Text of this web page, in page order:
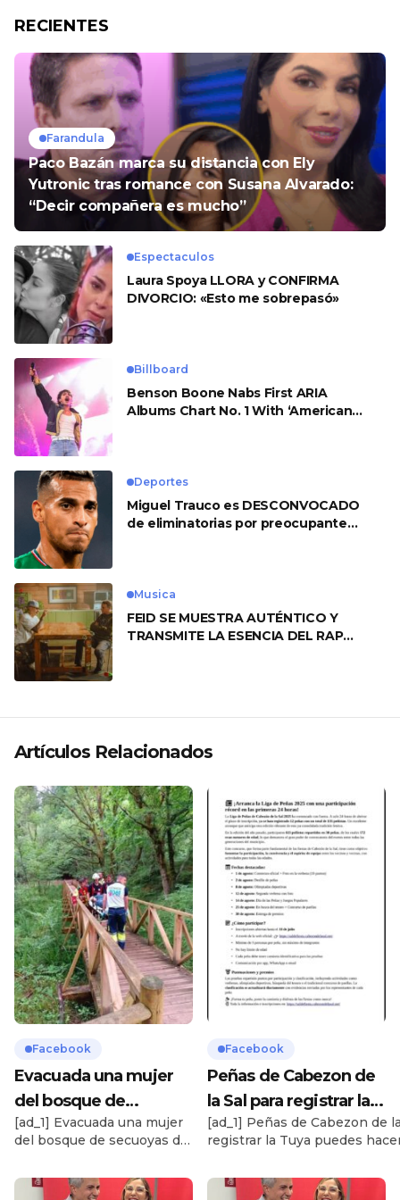
RECIENTES
Farandula
Paco Bazán marca su distancia con Ely
Yutronic tras romance con Susana Alvarado:
“Decir compañera es mucho”
Espectaculos
Laura Spoya LLORA y CONFIRMA
DIVORCIO: «Esto me sobrepasó»
Billboard
Benson Boone Nabs First ARIA
Albums Chart No. 1 With ‘American
Deportes
Miguel Trauco es DESCONVOCADO
de eliminatorias por preocupante
Musica
FEID SE MUESTRA AUTÉNTICO Y
TRANSMITE LA ESENCIA DEL RAP
Artículos Relacionados
Facebook
Evacuada una mujer
del bosque de
secuoyas de Cabezón
con posible fractura de
pie…
[ad_1] Evacuada una mujer
del bosque de secuoyas de
fractura de pierna Cabezón
de la Sal, 25 de junio de
Facebook
Peñas de Cabezon de
la Sal para registrar la
Tuya puedes hacerlo A
través de la …
[ad_1] Peñas de Cabezon de
registrar la Tuya puedes
https://
[ad_2] Source